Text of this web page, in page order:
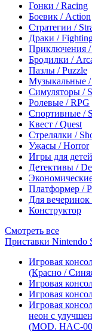
Гонки / Racing
Боевик / Action
Стратегии /
Драки /
Приключения /
Бродилки /
Пазлы / Puzzle
Музыкальные
Симуляторы /
Ролевые / RPG
Спортивные /
Квест / Quest
Стрелялки /
Ужасы / Horror
Игры для детей
Детективы /
Платформер /
Для вечеринок
Конструктор
Смотреть все
Приставки Nintendo
Игровая
(Красно /
Игровая
Игровая
Игровая
неон с
(MOD. HAC-